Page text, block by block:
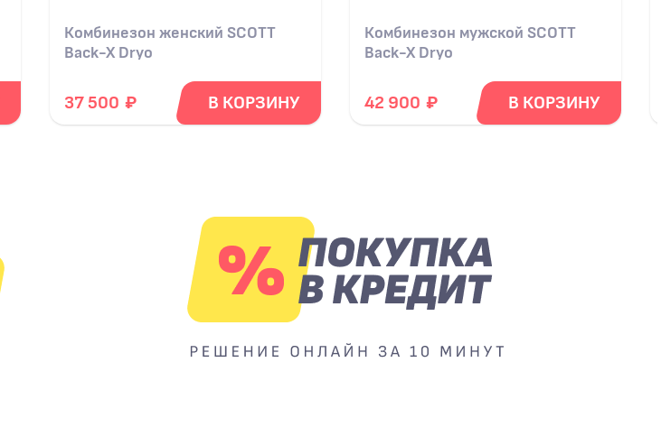
Комбинезон женский SCOTT
Back-X Dryo
37 500 ₽ В КОРЗИНУ
Комбинезон мужской SCOTT
Back-X Dryo
42 900 ₽ В КОРЗИНУ